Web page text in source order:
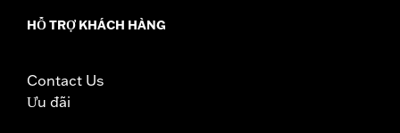
HỖ TRỢ KHÁCH HÀNG
Contact Us
Ưu đãi